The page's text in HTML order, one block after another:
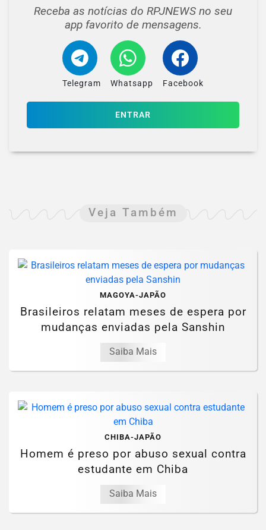
Receba as notícias do RPJNEWS no seu
app favorito de mensagens.
Telegram Whatsapp Facebook
ENTRAR
Veja Também
MAGOYA-JAPÃO
Brasileiros relatam meses de espera por
mudanças enviadas pela Sanshin
Saiba Mais
CHIBA-JAPÃO
Homem é preso por abuso sexual contra
estudante em Chiba
Saiba Mais